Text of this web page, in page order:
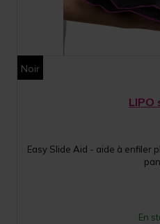
Noir
LIPO
Easy Slide Aid - aide à enfiler
En